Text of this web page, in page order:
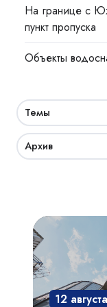
На границе с
пункт пропуска
Объекты
Темы
Архив
Взрывозащита
защита
опасного
12